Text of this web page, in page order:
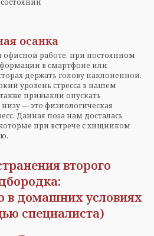
осанка
работе, при постоянном
в смартфоне или
держать голову наклоненной.
уровень стресса в нашем
привыкли опускать
— это физиологическая
Данная поза нам досталась
при встрече с хищником
второго
в домашних условиях
специалиста)